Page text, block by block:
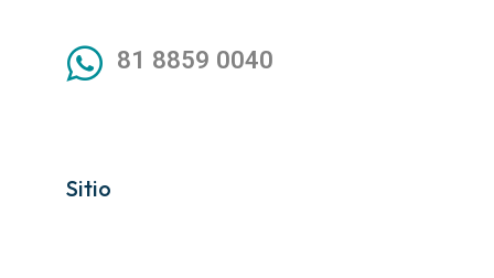
81 8859 0040
Sitio